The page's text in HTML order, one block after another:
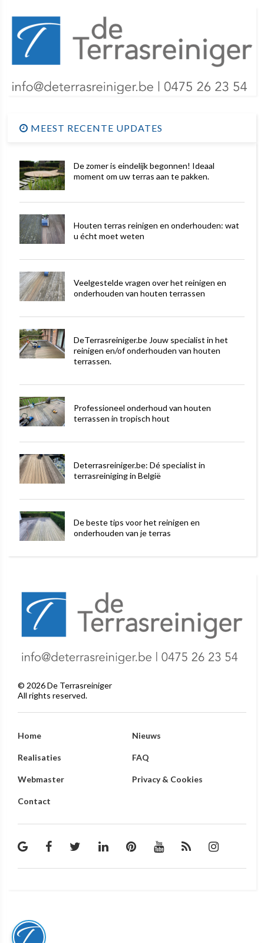
MEEST RECENTE UPDATES
De zomer is eindelijk begonnen! Ideaal
moment om uw terras aan te pakken.
Houten terras reinigen en onderhouden: wat
u écht moet weten
Veelgestelde vragen over het reinigen en
onderhouden van houten terrassen
DeTerrasreiniger.be Jouw specialist in het
reinigen en/of onderhouden van houten
terrassen.
Professioneel onderhoud van houten
terrassen in tropisch hout
Deterrasreiniger.be: Dé specialist in
terrasreiniging in België
De beste tips voor het reinigen en
onderhouden van je terras
© 2026De Terrasreiniger
All rights reserved.
Home Nieuws
Realisaties FAQ
Webmaster Privacy & Cookies
Contact